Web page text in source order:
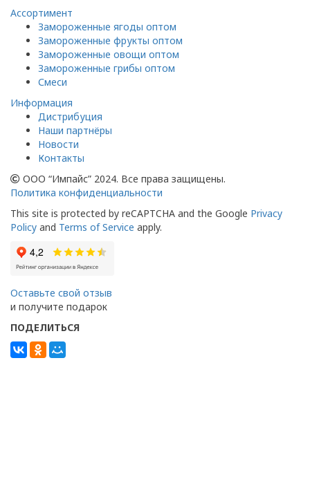
Ассортимент
Замороженные ягоды оптом
Замороженные фрукты оптом
Замороженные овощи оптом
Замороженные грибы оптом
Смеси
Информация
Дистрибуция
Наши партнёры
Новости
Контакты
ООО “Импайс” 2024. Все права защищены.
Политика конфиденциальности
This site is protected by reCAPTCHA and the Google Privacy
Policy and Terms of Service apply.
Оставьте свой отзыв
и получите подарок
ПОДЕЛИТЬСЯ